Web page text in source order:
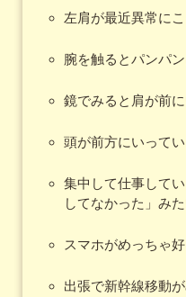
左肩が最近異常に
腕を触るとパンパ
鏡でみると肩が前
頭が前方にいってい
集中して仕事して
してなかった」み
スマホがめっちゃ
出張で新幹線移動